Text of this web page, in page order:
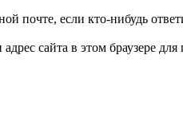
почте, если кто-нибудь
сайта в этом браузере